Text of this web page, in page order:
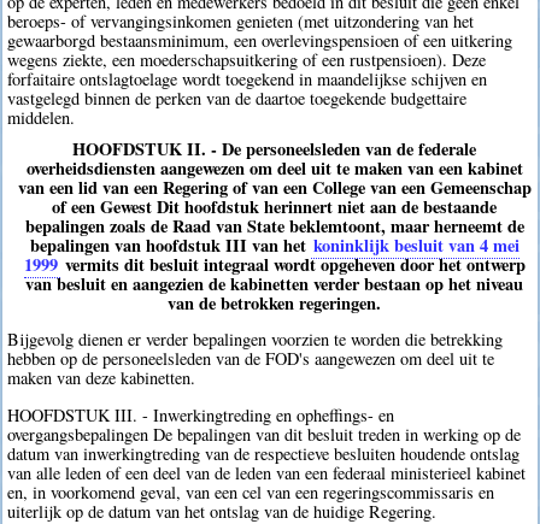
beroeps- of vervangingsinkomen genieten (met uitzondering van het
gewaarborgd bestaansminimum, een overlevingspensioen of een uitkering
wegens ziekte, een moederschapsuitkering of een rustpensioen). Deze
forfaitaire ontslagtoelage wordt toegekend in maandelijkse schijven en
vastgelegd binnen de perken van de daartoe toegekende budgettaire
middelen.
HOOFDSTUK II. - De personeelsleden van de federale
overheidsdiensten aangewezen om deel uit te maken van een kabinet
van een lid van een Regering of van een College van een Gemeenschap
of een Gewest Dit hoofdstuk herinnert niet aan de bestaande
bepalingen zoals de Raad van State beklemtoont, maar herneemt de
bepalingen van hoofdstuk III van het koninklijk besluit van 4 mei
1999 vermits dit besluit integraal wordt opgeheven door het ontwerp
van besluit en aangezien de kabinetten verder bestaan op het niveau
van de betrokken regeringen.
Bijgevolg dienen er verder bepalingen voorzien te worden die betrekking
hebben op de personeelsleden van de FOD's aangewezen om deel uit te
maken van deze kabinetten.
HOOFDSTUK III. - Inwerkingtreding en opheffings- en
overgangsbepalingen De bepalingen van dit besluit treden in werking op de
datum van inwerkingtreding van de respectieve besluiten houdende ontslag
van alle leden of een deel van de leden van een federaal ministerieel kabinet
en, in voorkomend geval, van een cel van een regeringscommissaris en
uiterlijk op de datum van het ontslag van de huidige Regering.